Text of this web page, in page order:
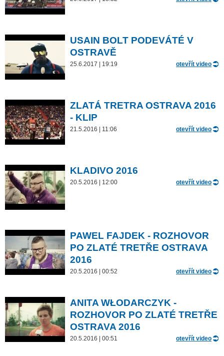
USAIN BOLT PODEVÁTÉ V
OSTRAVĚ
25.6.2017 | 19:19 otevřít video
ZLATÁ TRETRA OSTRAVA 2016
- KLIP
21.5.2016 | 11:06 otevřít video
KLADIVO 2016
20.5.2016 | 12:00 otevřít video
PAWEL FAJDEK - ROZHOVOR
PO ZLATÉ TRETŘE OSTRAVA
2016
20.5.2016 | 00:52 otevřít video
ANITA WŁODARCZYK -
ROZHOVOR PO ZLATÉ TRETŘE
OSTRAVA 2016
20.5.2016 | 00:51 otevřít video